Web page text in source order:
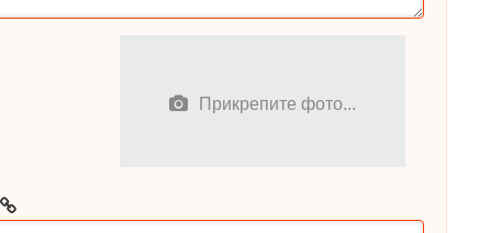
Прикрепите фото...